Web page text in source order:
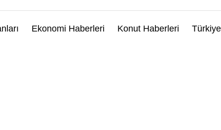
Ekonomi Haberleri Konut Haberleri Türkiye